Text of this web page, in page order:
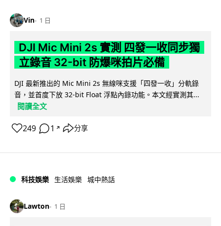
Vin 1 日
DJI Mic Mini 2s 實測 四發一收同步獨
立錄音 32-bit 防爆咪拍片必備
DJI 最新推出的 Mic Mini 2s 無線咪支援「四發一收」分軌錄
音，並首度下放 32-bit Float 浮點內錄功能。本文經實測其...
閱讀全文
249 1 ↗ 分享
科技娛樂 生活娛樂 城中熱話
Lawton 1 日